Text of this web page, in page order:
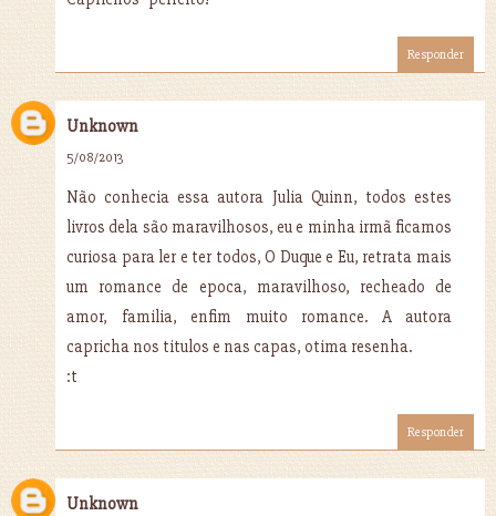
Responder
Unknown
5/08/2013
Não conhecia essa autora Julia Quinn, todos estes
livros dela são maravilhosos, eu e minha irmã ficamos
curiosa para ler e ter todos, O Duque e Eu, retrata mais
um romance de epoca, maravilhoso, recheado de
amor, familia, enfim muito romance. A autora
capricha nos titulos e nas capas, otima resenha.
:t
Responder
Unknown